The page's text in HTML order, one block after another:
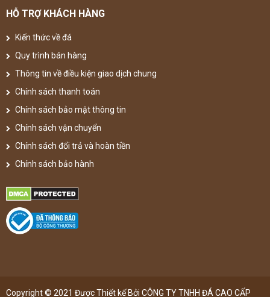
HỖ TRỢ KHÁCH HÀNG
Kiến thức về đá
Quy trình bán hàng
Thông tin về điều kiện giao dịch chung
Chính sách thanh toán
Chính sách bảo mật thông tin
Chính sách vận chuyển
Chính sách đổi trả và hoàn tiền
Chính sách bảo hành
Copyright © 2021 Được Thiết kế Bởi CÔNG TY TNHH ĐÁ CAO CẤP